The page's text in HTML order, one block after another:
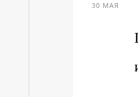
30 МАЯ